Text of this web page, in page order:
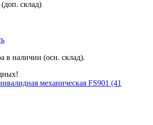
склад)
в наличии (осн. склад).